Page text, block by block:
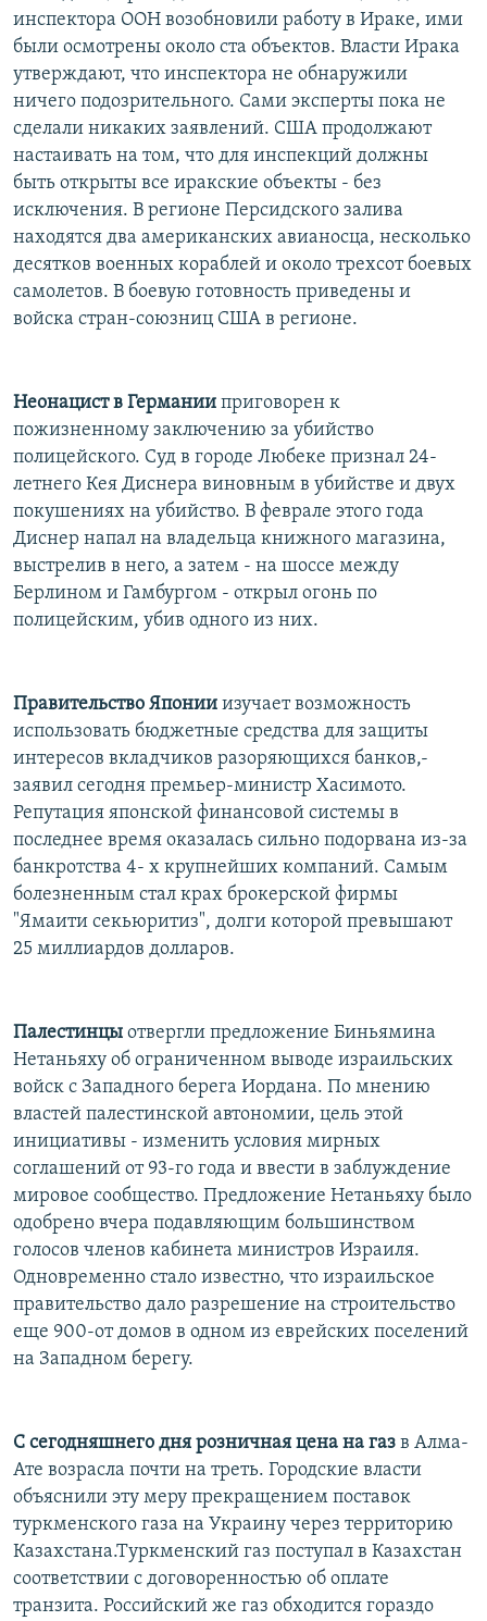
инспектора ООН возобновили работу в Ираке, ими
были осмотрены около ста объектов. Власти Ирака
утверждают, что инспектора не обнаружили
ничего подозрительного. Сами эксперты пока не
сделали никаких заявлений. США продолжают
настаивать на том, что для инспекций должны
быть открыты все иракские объекты - без
исключения. В регионе Персидского залива
находятся два американских авианосца, несколько
десятков военных кораблей и около трехсот боевых
самолетов. В боевую готовность приведены и
войска стран-союзниц США в регионе.
Неонацист в Германии приговорен к
пожизненному заключению за убийство
полицейского. Суд в городе Любеке признал 24-
летнего Кея Диснера виновным в убийстве и двух
покушениях на убийство. В феврале этого года
Диснер напал на владельца книжного магазина,
выстрелив в него, а затем - на шоссе между
Берлином и Гамбургом - открыл огонь по
полицейским, убив одного из них.
Правительство Японии изучает возможность
использовать бюджетные средства для защиты
интересов вкладчиков разоряющихся банков,-
заявил сегодня премьер-министр Хасимото.
Репутация японской финансовой системы в
последнее время оказалась сильно подорвана из-за
банкротства 4- х крупнейших компаний. Самым
болезненным стал крах брокерской фирмы
"Ямаити секьюритиз", долги которой превышают
25 миллиардов долларов.
Палестинцы отвергли предложение Биньямина
Нетаньяху об ограниченном выводе израильских
войск с Западного берега Иордана. По мнению
властей палестинской автономии, цель этой
инициативы - изменить условия мирных
соглашений от 93-го года и ввести в заблуждение
мировое сообщество. Предложение Нетаньяху было
одобрено вчера подавляющим большинством
голосов членов кабинета министров Израиля.
Одновременно стало известно, что израильское
правительство дало разрешение на строительство
еще 900-от домов в одном из еврейских поселений
на Западном берегу.
С сегодняшнего дня розничная цена на газ в Алма-
Ате возрасла почти на треть. Городские власти
объяснили эту меру прекращением поставок
туркменского газа на Украину через территорию
Казахстана.Туркменский газ поступал в Казахстан
соответствии с договоренностью об оплате
транзита. Российский же газ обходится гораздо